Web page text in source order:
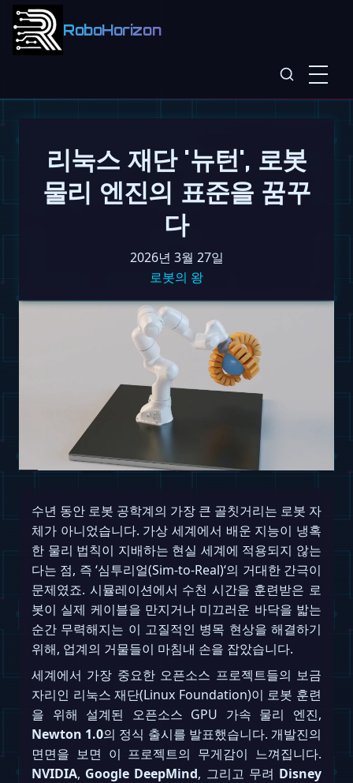
RoboHorizon
리눅스 재단 '뉴턴', 로봇
물리 엔진의 표준을 꿈꾸
다
2026년 3월 27일
로봇의 왕
수년 동안 로봇 공학계의 가장 큰 골칫거리는 로봇 자
체가 아니었습니다. 가상 세계에서 배운 지능이 냉혹
한 물리 법칙이 지배하는 현실 세계에 적용되지 않는
다는 점, 즉 ‘심투리얼(Sim-to-Real)‘의 거대한 간극이
문제였죠. 시뮬레이션에서 수천 시간을 훈련받은 로
봇이 실제 케이블을 만지거나 미끄러운 바닥을 밟는
순간 무력해지는 이 고질적인 병목 현상을 해결하기
위해, 업계의 거물들이 마침내 손을 잡았습니다.
세계에서 가장 중요한 오픈소스 프로젝트들의 보금
자리인 리눅스 재단(Linux Foundation)이 로봇 훈련
을 위해 설계된 오픈소스 GPU 가속 물리 엔진,
Newton 1.0의 정식 출시를 발표했습니다. 개발진의
면면을 보면 이 프로젝트의 무게감이 느껴집니다.
NVIDIA, Google DeepMind, 그리고 무려 Disney